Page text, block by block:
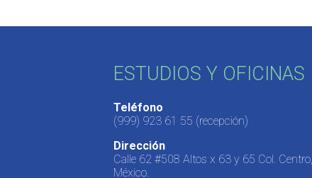
ESTUDIOS Y OFICINAS
Teléfono
(999) 923 61 55 (recepción)
Dirección
Calle 62 #508 Altos x 63 y 65 Col.
México.